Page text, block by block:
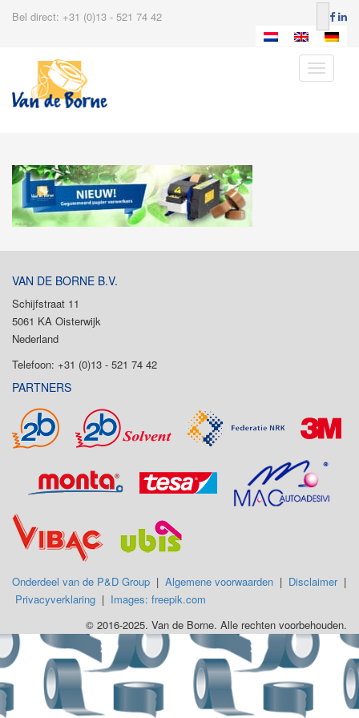
Bel direct: +31 (0)13 - 521 74 42
Toggle
VAN DE BORNE B.V.
Schijfstraat 11
5061 KA Oisterwijk
Nederland
Telefoon: +31 (0)13 - 521 74 42
PARTNERS
Onderdeel van de P&D Group | Algemene voorwaarden | Disclaimer|
Privacyverklaring | Images: freepik.com
© 2016-2025. Van de Borne. Alle rechten voorbehouden.